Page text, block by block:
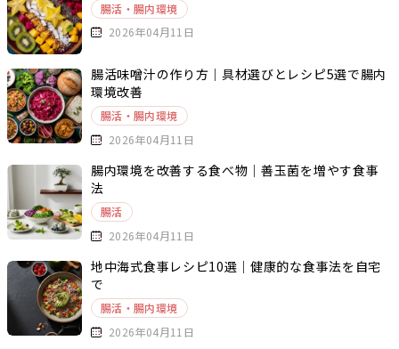
腸活・腸内環境
2026年04月11日
腸活味噌汁の作り方｜具材選びとレシピ5選で腸内
環境改善
腸活・腸内環境
2026年04月11日
腸内環境を改善する食べ物｜善玉菌を増やす食事
法
腸活
2026年04月11日
地中海式食事レシピ10選｜健康的な食事法を自宅
で
腸活・腸内環境
2026年04月11日